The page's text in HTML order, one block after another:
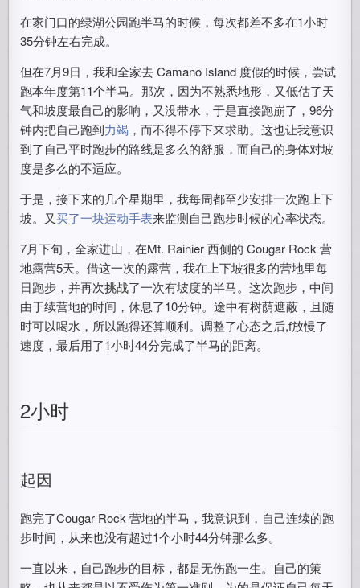
在家门口的绿湖公园跑半马的时候，每次都差不多在1小时
35分钟左右完成。
但在7月9日，我和全家去 Camano Island 度假的时候，尝试
跑本年度第11个半马。那次，因为不熟悉地形，又低估了天
气和坡度最自己的影响，又没带水，于是直接跑崩了，96分
钟内把自己跑到力竭 ，而不得不停下来求助。这也让我意识
到了自己平时跑步的路线是多么的舒服，而自己的身体对坡
度是多么的不适应。
于是，接下来的几个星期里，我每周都至少安排一次跑上下
坡。又买了一块运动手表来监测自己跑步时候的心率状态。
7月下旬，全家进山，在Mt. Rainier 西侧的 Cougar Rock 营
地露营5天。借这一次的露营，我在上下坡很多的营地里每
日跑步，并再次挑战了一次有坡度的半马。这次跑步，中间
由于续营地的时间，休息了10分钟。途中有树荫遮蔽，且随
时可以喝水，所以跑得还算顺利。调整了心态之后,f放慢了
速度，最后用了1小时44分完成了半马的距离。
2小时
起因
跑完了Cougar Rock 营地的半马，我意识到，自己连续的跑
步时间，从来也没有超过1个小时44分钟那么多。
一直以来，自己跑步的目标，都是无伤跑一生。自己的策